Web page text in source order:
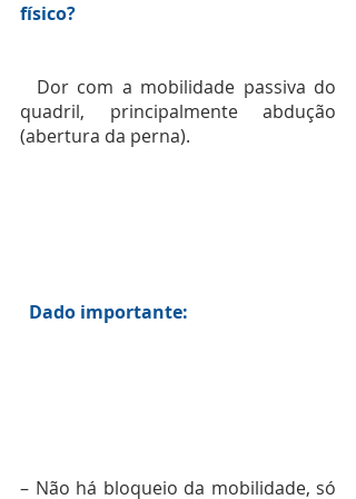
físico?
quadril, principalmente abdução
(abertura da perna).
  Dado importante:
– Não há bloqueio da mobilidade, só